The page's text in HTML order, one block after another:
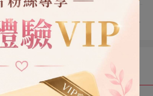
阿糯的鬼。
查看評論
目錄